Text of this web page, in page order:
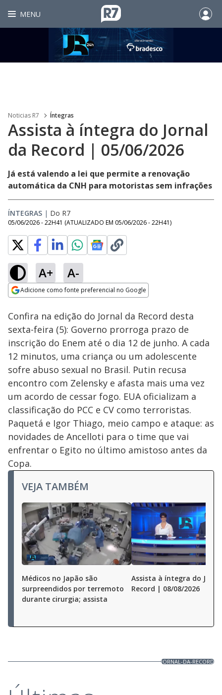
MENU
Noticias R7 Íntegras
Assista à íntegra do Jornal
da Record | 05/06/2026
Já está valendo a lei que permite a renovação
automática da CNH para motoristas sem infrações
ÍNTEGRAS | Do R7
05/06/2026 - 22H41 (ATUALIZADO EM 05/06/2026 - 22H41)
A+ A-
Adicione como fonte preferencial no Google
Ativar
Loaded :
1.84%
Confira na edição do Jornal da Record desta
sexta-feira (5): Governo prorroga prazo de
inscrição do Enem até o dia 12 de junho. A cada
12 minutos, uma criança ou um adolescente
sofre abuso sexual no Brasil. Putin recusa
encontro com Zelensky e afasta mais uma vez
um acordo de cessar fogo. EUA oficializam a
classificação do PCC e CV como terroristas.
Paquetá e Igor Thiago, meio campo e ataque: as
novidades de Ancelloti para o time que vai
enfrentar o Egito no último amistoso antes da
Copa.
VEJA TAMBÉM
Médicos no Japão são
surpreendidos por terremoto
durante cirurgia; assista
Assista à íntegra do
Record | 08/08/2026
JORNAL-DA-RECORD